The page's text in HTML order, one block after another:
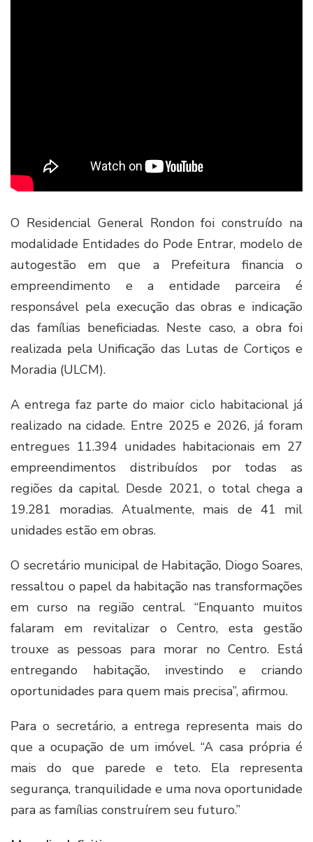
O Residencial General Rondon foi construído na
modalidade Entidades do Pode Entrar, modelo de
autogestão em que a Prefeitura financia o
empreendimento e a entidade parceira é
responsável pela execução das obras e indicação
das famílias beneficiadas. Neste caso, a obra foi
realizada pela Unificação das Lutas de Cortiços e
Moradia (ULCM).
A entrega faz parte do maior ciclo habitacional já
realizado na cidade. Entre 2025 e 2026, já foram
entregues 11.394 unidades habitacionais em 27
empreendimentos distribuídos por todas as
regiões da capital. Desde 2021, o total chega a
19.281 moradias. Atualmente, mais de 41 mil
unidades estão em obras.
O secretário municipal de Habitação, Diogo Soares,
ressaltou o papel da habitação nas transformações
em curso na região central. “Enquanto muitos
falaram em revitalizar o Centro, esta gestão
trouxe as pessoas para morar no Centro. Está
entregando habitação, investindo e criando
oportunidades para quem mais precisa”, afirmou.
Para o secretário, a entrega representa mais do
que a ocupação de um imóvel. “A casa própria é
mais do que parede e teto. Ela representa
segurança, tranquilidade e uma nova oportunidade
para as famílias construírem seu futuro.”